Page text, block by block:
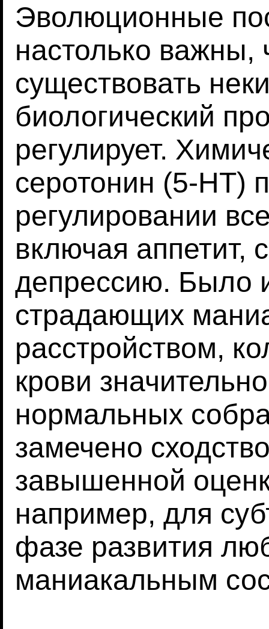
Эволюционные
настолько важны,
существовать
биологический
регулирует.
серотонин (5-НТ)
регулировании
включая аппетит,
депрессию. Было
страдающих
расстройством,
крови
нормальных
замечено
завышенной
например, для
фазе развития
маниакальным